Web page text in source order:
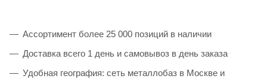
Ассортимент более 25 000 позиций в наличии
Доставка всего 1 день и самовывоз в день заказа
Удобная география: сеть металлобаз в Москве и